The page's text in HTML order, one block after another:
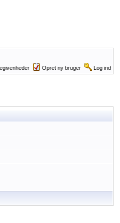
Opret ny bruger Log ind